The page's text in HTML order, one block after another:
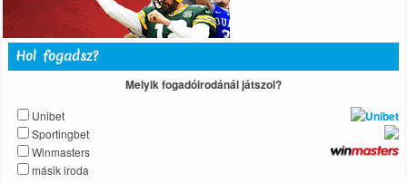
Hol fogadsz?
Melyik fogadóirodánál játszol?
Unibet
Sportingbet
Winmasters
másik iroda